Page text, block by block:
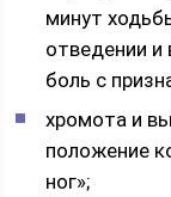
минут
отведении и
боль с
хромота и
положение
ног»;